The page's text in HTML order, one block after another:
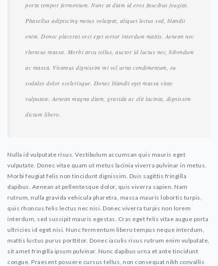
porta tempor fermentum. Nunc at diam id eros faucibus feugiat.
Phasellus adipiscing metus volutpat, aliquet lectus sed, blandit
enim. Donec placerat orci eget tortor interdum mattis. Aenean nec
rhoncus massa. Morbi arcu tellus, auctor id luctus nec, bibendum
ac massa. Vivamus dignissim mi vel urna condimentum, eu
sodales dolor scelerisque. Donec blandit eget massa vitae
vulputate. Aenean magna diam, gravida ac elit lacinia, dignissim
dictum libero.
Nulla id vulputate risus. Vestibulum accumsan quis mauris eget
vulputate. Donec vitae quam ut metus lacinia viverra pulvinar in metus.
Morbi feugiat felis non tincidunt dignissim. Duis sagittis fringilla
dapibus. Aenean at pellentesque dolor, quis viverra sapien. Nam
rutrum, nulla gravida vehicula pharetra, massa mauris lobortis turpis,
quis rhoncus felis lectus nec nisi. Donec viverra turpis non lorem
interdum, sed suscipit mauris egestas. Cras eget felis vitae augue porta
ultricies id eget nisi. Nunc fermentum libero tempus neque interdum,
mattis luctus purus porttitor. Donec iaculis risus rutrum enim vulputate,
sit amet fringilla ipsum pulvinar. Nunc dapibus urna et ante tincidunt
congue. Praesent posuere cursus tellus, non consequat nibh convallis